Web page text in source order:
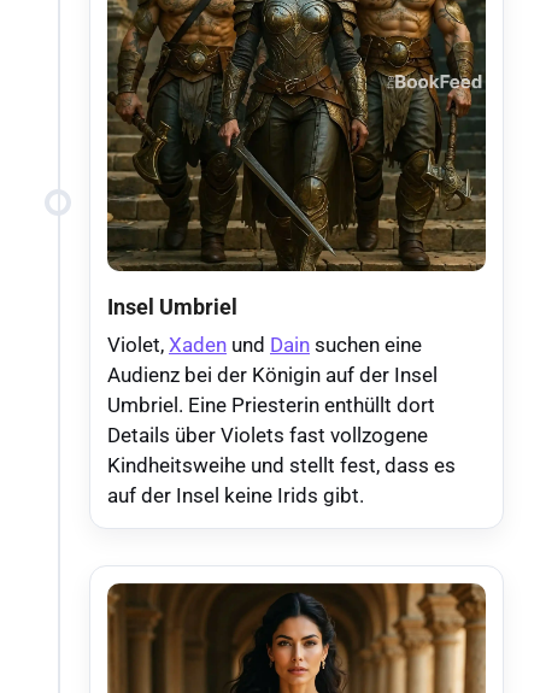
Insel Umbriel
Violet, Xaden und Dain suchen eine
Audienz bei der Königin auf der Insel
Umbriel. Eine Priesterin enthüllt dort
Details über Violets fast vollzogene
Kindheitsweihe und stellt fest, dass es
auf der Insel keine Irids gibt.